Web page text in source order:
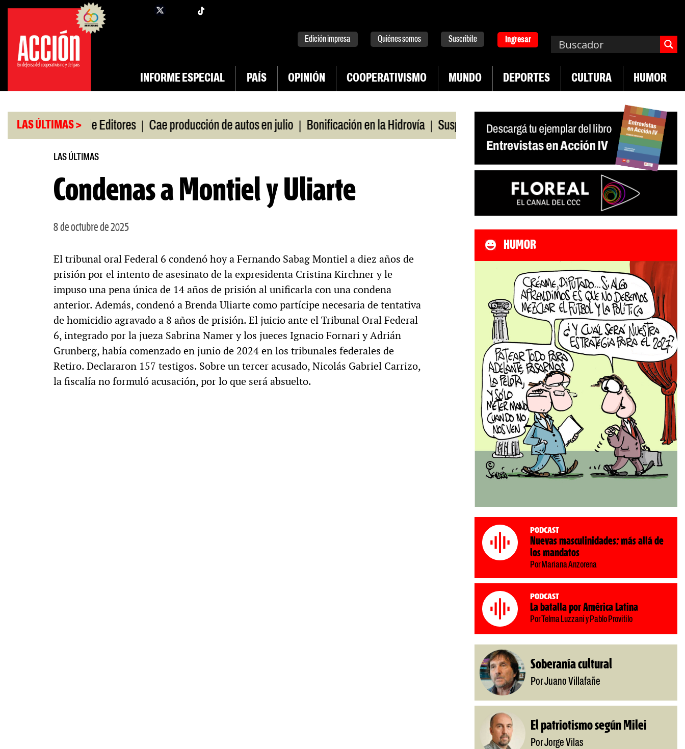
Saltar
contenido
facebook
Edición impresa Quiénes somos Suscribite Ingresar
INFORME ESPECIAL PAÍS OPINIÓN COOPERATIVISMO MUNDO DEPORTES CULTURA HUMOR
LAS ÚLTIMAS >
gira | Feria de Editores | Cae producción de autos en julio | Bonificación en la Hidrovía | Suspenden desregulación del practicaje | Denuncias por
LAS ÚLTIMAS
Condenas a Montiel y Uliarte
8 de octubre de 2025
El tribunal oral Federal 6 condenó hoy a Fernando Sabag Montiel a diez años de
prisión por el intento de asesinato de la expresidenta Cristina Kirchner y le
impuso una pena única de 14 años de prisión al unificarla con una condena
anterior. Además, condenó a Brenda Uliarte como partícipe necesaria de tentativa
de homicidio agravado a 8 años de prisión. El juicio ante el Tribunal Oral Federal
6, integrado por la jueza Sabrina Namer y los jueces Ignacio Fornari y Adrián
Grunberg, había comenzado en junio de 2024 en los tribunales federales de
Retiro. Declararon 157 testigos. Sobre un tercer acusado, Nicolás Gabriel Carrizo,
la fiscalía no formuló acusación, por lo que será absuelto.
HUMOR
Podcast
Nuevas masculinidades: más allá de
los mandatos
Por Mariana Anzorena
Podcast
La batalla por América Latina
Por Telma Luzzani y Pablo Provitilo
Soberanía cultural
Por Juano Villafañe
El patriotismo según Milei
Por Jorge Vilas